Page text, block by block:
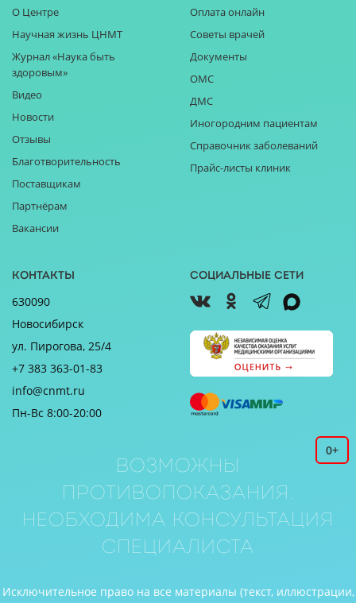
О Центре
Научная жизнь ЦНМТ
Журнал «Наука быть
здоровым»
Видео
Новости
Отзывы
Благотворительность
Поставщикам
Партнёрам
Вакансии
Оплата онлайн
Советы врачей
Документы
ОМС
ДМС
Иногородним пациентам
Справочник заболеваний
Прайс-листы клиник
Контакты
630090
Новосибирск
ул. Пирогова, 25/4
+7 383 363-01-83
info@cnmt.ru
Пн-Вс 8:00-20:00
Социальные сети
0+
Возможны
противопоказания.
Необходима консультация
специалиста
Исключительное право на все материалы (текст, иллюстрации,